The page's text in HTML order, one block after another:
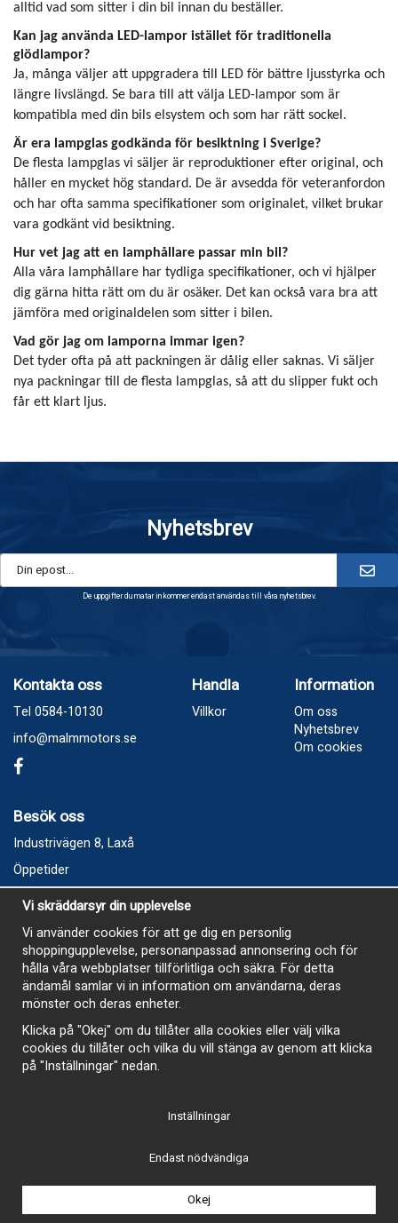
alltid vad som sitter i din bil innan du beställer.
Kan jag använda LED-lampor istället för traditionella
glödlampor?
Ja, många väljer att uppgradera till LED för bättre ljusstyrka och
längre livslängd. Se bara till att välja LED-lampor som är
kompatibla med din bils elsystem och som har rätt sockel.
Är era lampglas godkända för besiktning i Sverige?
De flesta lampglas vi säljer är reproduktioner efter original, och
håller en mycket hög standard. De är avsedda för veteranfordon
och har ofta samma specifikationer som originalet, vilket brukar
vara godkänt vid besiktning.
Hur vet jag att en lamphållare passar min bil?
Alla våra lamphållare har tydliga specifikationer, och vi hjälper
dig gärna hitta rätt om du är osäker. Det kan också vara bra att
jämföra med originaldelen som sitter i bilen.
Vad gör jag om lamporna immar igen?
Det tyder ofta på att packningen är dålig eller saknas. Vi säljer
nya packningar till de flesta lampglas, så att du slipper fukt och
får ett klart ljus.
Nyhetsbrev
De uppgifter du matar in kommer endast användas till våra nyhetsbrev.
Kontakta oss
Tel 0584-10130
info@malmmotors.se
Handla
Villkor
Information
Om oss
Nyhetsbrev
Om cookies
Besök oss
Industrivägen 8, Laxå
Öppetider
Vecka 32
Måndag kl 9-12, kl 13 - 15
Onsdag kl 9-12, kl 13 - 15
Tisdag, Tordag och Fredag stängt
E-Handelsbutiken är öppen och paket skickas hela
sommaren
Wikinggruppen
Vi skräddarsyr din upplevelse
Vi använder cookies för att ge dig en personlig
shoppingupplevelse, personanpassad annonsering och för
hålla våra webbplatser tillförlitliga och säkra. För detta
ändamål samlar vi in information om användarna, deras
mönster och deras enheter.
Klicka på "Okej" om du tillåter alla cookies eller välj vilka
cookies du tillåter och vilka du vill stänga av genom att klicka
på "Inställningar" nedan.
Inställningar
Endast nödvändiga
Okej